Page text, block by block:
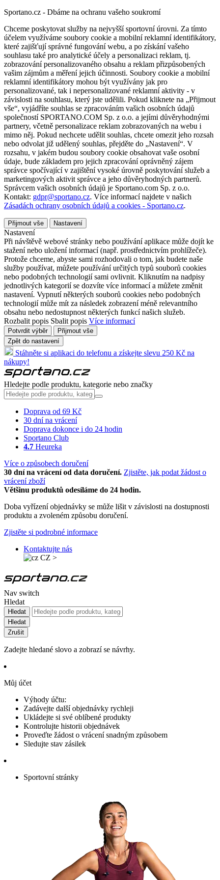
Sportano.cz - Dbáme na ochranu vašeho soukromí
Chceme poskytovat služby na nejvyšší sportovní úrovni. Za tímto
účelem využíváme soubory cookie a mobilní reklamní identifikátory,
které zajišťují správné fungování webu, a po získání vašeho
souhlasu také pro analytické účely a personalizaci reklam, tj.
zobrazování personalizovaného obsahu a reklam přizpůsobených
vašim zájmům a měření jejich účinnosti. Soubory cookie a mobilní
reklamní identifikátory mohou být využívány jak pro
personalizované, tak i nepersonalizované reklamní aktivity - v
závislosti na souhlasu, který jste udělili. Pokud kliknete na „Přijmout
vše“, vyjádříte souhlas se zpracováním vašich osobních údajů
společností SPORTANO.COM Sp. z o.o. a jejími důvěryhodnými
partnery, včetně personalizace reklam zobrazovaných na webu i
mimo něj. Pokud nechcete udělit souhlas, chcete omezit jeho rozsah
nebo odvolat již udělený souhlas, přejděte do „Nastavení“. V
rozsahu, v jakém budou soubory cookie obsahovat vaše osobní
údaje, bude základem pro jejich zpracování oprávněný zájem
správce spočívající v zajištění vysoké úrovně poskytování služeb a
marketingových aktivit správce a jeho důvěryhodných partnerů.
Správcem vašich osobních údajů je Sportano.com Sp. z o.o.
Kontakt: gdpr@sportano.cz. Více informací najdete v našich
Zásadách ochrany osobních údajů a cookies - Sportano.cz.
Přijmout vše Nastavení
Nastavení
Při návštěvě webové stránky nebo používání aplikace může dojít ke
stažení nebo uložení informací (např. prostřednictvím prohlížeče).
Protože chceme, abyste sami rozhodovali o tom, jak budete naše
služby používat, můžete používání určitých typů souborů cookies
nebo podobných technologií sami ovlivnit. Kliknutím na nadpisy
jednotlivých kategorií se dozvíte více informací a můžete změnit
nastavení. Vypnutí některých souborů cookies nebo podobných
technologií může mít za následek zobrazení méně relevantního
obsahu nebo nedostupnost některých funkcí našich služeb.
Rozbalit popis Sbalit popis Více informací
Potvrdit výběr
Přijmout vše
Zpět do nastavení
Stáhněte si aplikaci do telefonu a získejte slevu 250 Kč na
nákupy!
Hledejte podle produktu, kategorie nebo značky
Doprava od 69 Kč
30 dní na vrácení
Doprava dokonce i do 24 hodin
Sportano Club
4.7 Heureka
Více o způsobech doručení
30 dní na vrácení od data doručení. Zjistěte, jak podat žádost o
vrácení zboží
Většinu produktů odesíláme do 24 hodin.
Doba vyřízení objednávky se může lišit v závislosti na dostupnosti
produktu a zvoleném způsobu doručení.
Zjistěte si podrobné informace
Kontaktujte nás
CZ >
Nav switch
Hledat
Hledat
Hledat
Zrušit
Zadejte hledané slovo a zobrazí se návrhy.
Můj účet
Výhody účtu:
Zadávejte další objednávky rychleji
Ukládejte si své oblíbené produkty
Kontrolujte historii objednávek
Proveďte žádost o vrácení snadným způsobem
Sledujte stav zásilek
Sportovní stránky